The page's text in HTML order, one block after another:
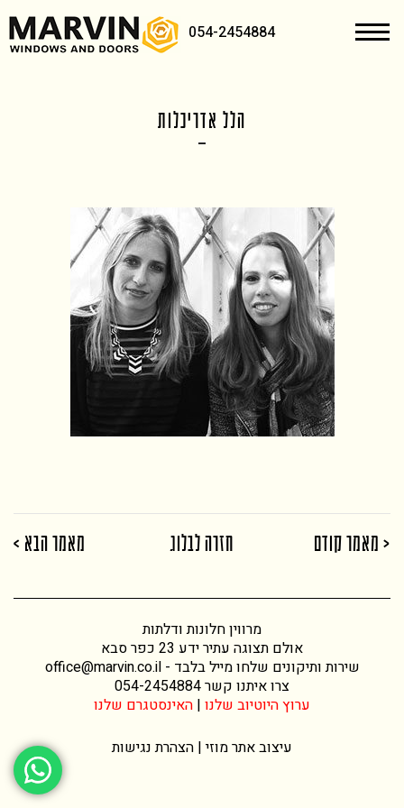
054-2454884
הלל אדריכלות
< מאמר קודם חזרה לבלוג מאמר הבא >
מרווין חלונות ודלתות
אולם תצוגה עתיר ידע 23 כפר סבא
שירות ותיקונים שלחו מייל בלבד -office@marvin.co.il
צרו איתנו קשר054-2454884
ערוץ היוטיוב שלנו | האינסטגרם שלנו
עיצוב אתרמוזי | הצהרת נגישות